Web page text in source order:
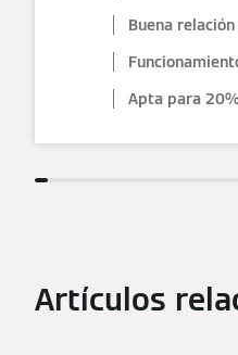
Buena
Apta para
Artículos